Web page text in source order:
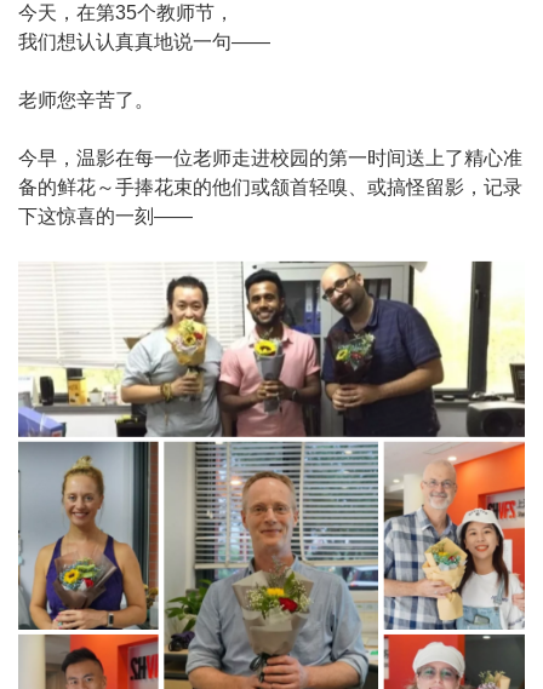
今天，在第35个教师节，
我们想认认真真地说一句——
老师您辛苦了。
今早，温影在每一位老师走进校园的第一时间送上了精心准
备的鲜花～手捧花束的他们或颔首轻嗅、或搞怪留影，记录
下这惊喜的一刻——